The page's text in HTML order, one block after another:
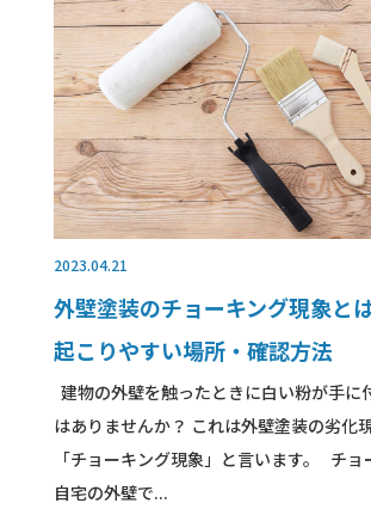
2023.04.21
外壁塗装のチョーキング現象と
起こりやすい場所・確認方法
建物の外壁を触ったときに白い粉が手に
はありませんか？ これは外壁塗装の劣化
「チョーキング現象」と言います。 チ
自宅の外壁で...